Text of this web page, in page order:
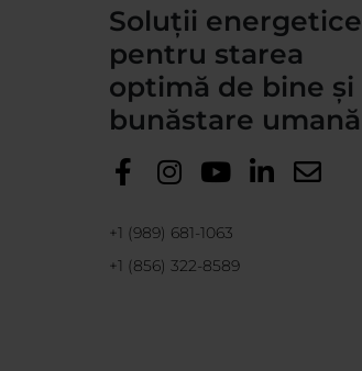
Soluții energetice
pentru starea
optimă de bine și
bunăstare umană
+1 (989) 681-1063
+1 (856) 322-8589